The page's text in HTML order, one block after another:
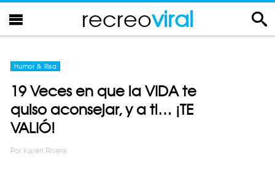
recreoviral
Humor & Risa
19 Veces en que la VIDA te
quiso aconsejar, y a ti… ¡TE
VALIÓ!
Por Karen Rivera